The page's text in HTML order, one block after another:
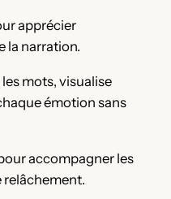
apprécier
la narration.
mots, visualise
émotion sans
accompagner les
relâchement.